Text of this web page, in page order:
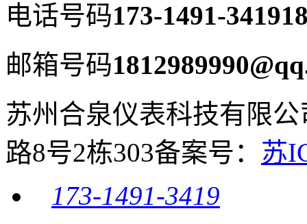
电话号码173-1491-3419
邮箱号码
苏州合泉仪表科技有限公
路8号2栋303备案号： 苏
173-1491-3419